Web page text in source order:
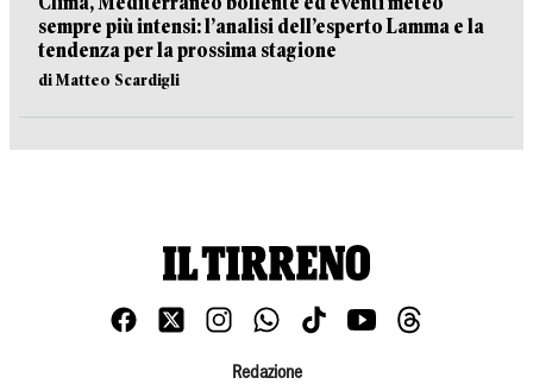
sempre più intensi: l’analisi dell’esperto Lamma e la
tendenza per la prossima stagione
di Matteo Scardigli
Redazione